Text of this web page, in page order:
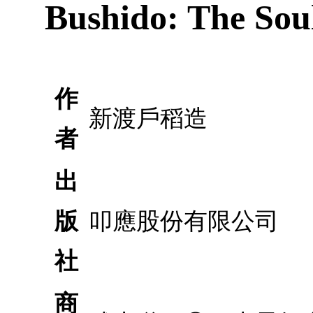
Bushido: The
作
者
新渡戶稻造
出
版
社
叩應股份有限公司
商